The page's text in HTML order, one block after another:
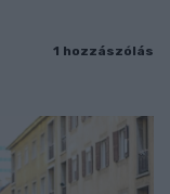
1 hozzászólás